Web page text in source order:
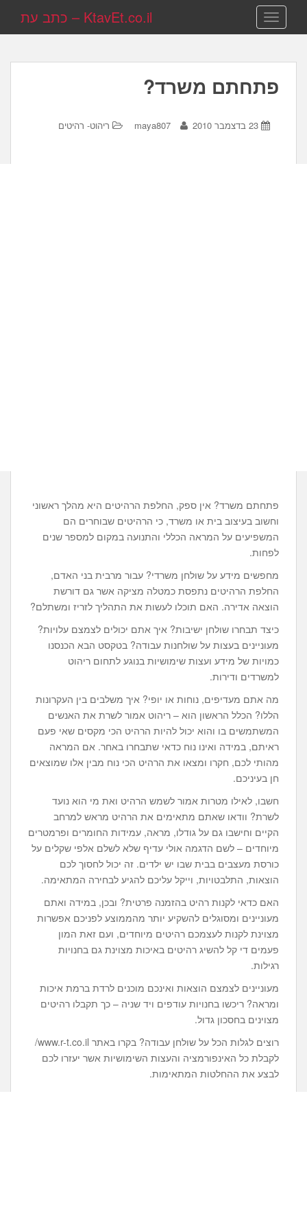
TOGGLE NAVIGATION KtavEt.co.il – כתב עת
פתחתם משרד?
23 בדצמבר 2010 maya807 ריהוט- רהיטים
פתחתם משרד? אין ספק, החלפת הרהיטים היא מהלך ראשוני
וחשוב בעיצוב בית או משרד, כי הרהיטים שבוחרים הם
המשפיעים על המראה הכללי והתנועה במקום למספר שנים
לפחות.
מחפשים מידע על שולחן משרדי? עבור מרבית בני האדם,
החלפת הרהיטים נתפסת כמטלה מציקה אשר גם דורשת
הוצאה אדירה. האם תוכלו לעשות את התהליך לזריז ומשתלם?
כיצד תבחרו שולחן ישיבות? איך אתם יכולים לצמצם עלויות?
מעוניינים בעצות על שולחנות עבודה? בטקסט הבא הכנסנו
כמויות של מידע ועצות שימושיות בנוגע לתחום ריהוט
למשרדים ודירות.
מה אתם מעדיפים, נוחות או יופי? איך משלבים בין העקרונות
הללו? הכלל הראשון הוא – ריהוט אמור לשרת את האנשים
המשתמשים בו והוא יכול להיות הרהיט הכי מקסים שאי פעם
ראיתם, במידה ואינו נוח כדאי שתבחרו באחר. אם המראה
מהותי לכם, חקרו ומצאו את הרהיט הכי נוח מבין אלו שמוצאים
חן בעיניכם.
חשבו, לאילו מטרות אמור לשמש הרהיט ואת מי הוא נועד
לשרת? וודאו שאתם מתאימים את הרהיט מראש למרחב
הקיים וחישבו גם על גודלו, מראה, עמידות החומרים ופרמטרים
מיוחדים – לשם הדגמה אולי עדיף שלא לשלם אלפי שקלים על
כורסת מעצבים בבית שבו יש ילדים. זה יכול לחסוך לכם
הוצאות, התלבטויות, וייקל עליכם להגיע לבחירה המתאימה.
האם כדאי לקנות רהיט בהזמנה פרטית? ובכן, במידה ואתם
מעוניינים ומסוגלים להשקיע יותר מהממוצע לפניכם אפשרות
מצוינת לקנות לעצמכם רהיטים מיוחדים, ועם זאת המון
פעמים די קל להשיג רהיטים באיכות מצוינת גם בחנויות
רגילות.
מעוניינים לצמצם הוצאות ואינכם מוכנים לרדת ברמת איכות
ומראה? ריכשו בחנויות עודפים ויד שניה – כך תקבלו רהיטים
מצוינים בחסכון גדול.
רוצים לגלות הכל על שולחן עבודה? בקרו באתר www.r-t.co.il/
לקבלת כל האינפורמציה והעצות השימושיות אשר יעזרו לכם
לבצע את ההחלטות המתאימות.